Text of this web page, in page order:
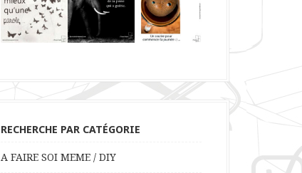
RECHERCHE PAR CATÉGORIE
A FAIRE SOI MEME / DIY